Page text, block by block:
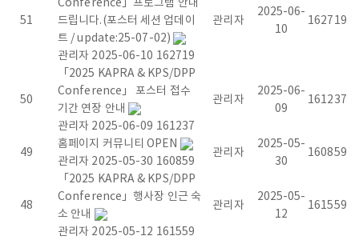
c
e
l
e
r
a
t
51
드립니다.(포스터 세션 업데이
트 / update:25-07-02)
관리자 2025-06-10 162719
관리자
2025-06-
10
162719
50
「2025 KAPRA & KPS/DPP
Conference」 포스터 접수
기간 연장 안내
관리자 2025-06-09 161237
관리자
2025-06-
09
161237
49
홈페이지 커뮤니티 OPEN
관리자 2025-05-30 160859
관리자
2025-05-
30
160859
48
「2025 KAPRA & KPS/DPP
Conference」행사장 인근 숙
소 안내
관리자 2025-05-12 161559
관리자
2025-05-
12
161559